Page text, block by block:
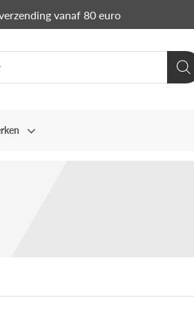
vanaf 80 euro